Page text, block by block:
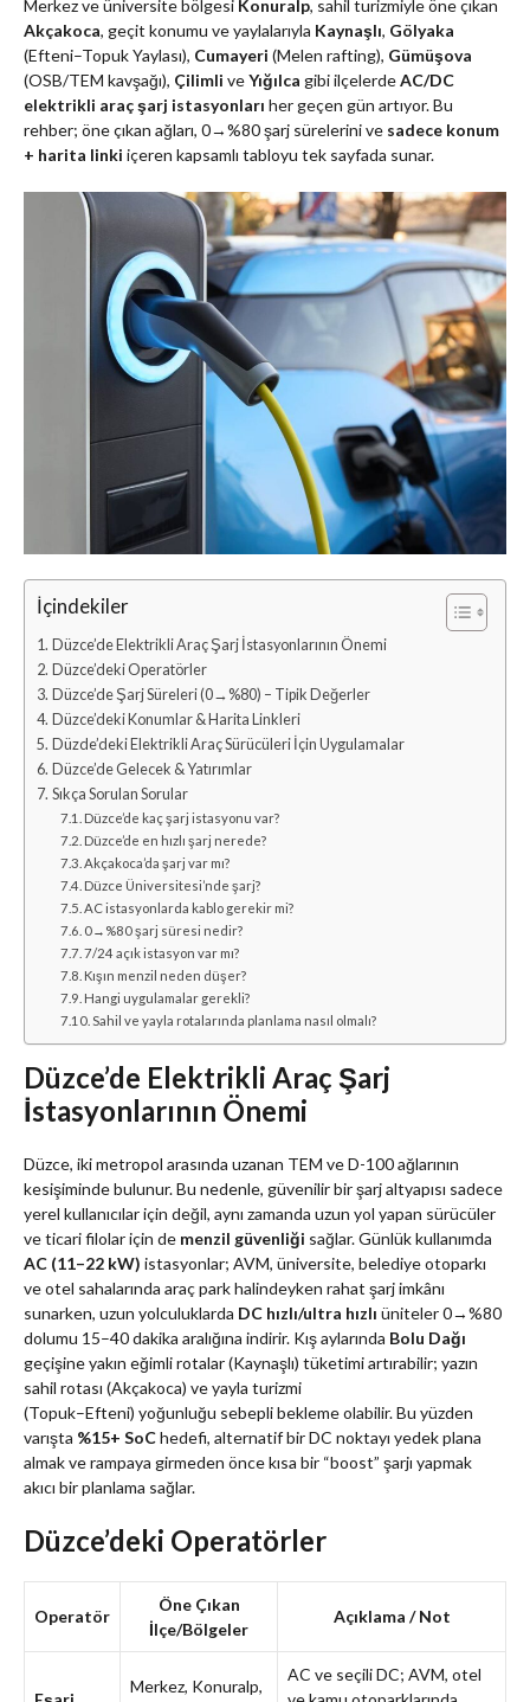
Merkez ve üniversite bölgesi Konuralp, sahil turizmiyle öne çıkan
Akçakoca, geçit konumu ve yaylalarıyla Kaynaşlı, Gölyaka
(Efteni–Topuk Yaylası), Cumayeri (Melen rafting), Gümüşova
(OSB/TEM kavşağı), Çilimli veYığılca gibi ilçelerdeAC/DC
elektrikli araç şarj istasyonları her geçen gün artıyor. Bu
rehber; öne çıkan ağları, 0→%80 şarj sürelerini ve sadece konum
+ harita linki içeren kapsamlı tabloyu tek sayfada sunar.
İçindekiler
Düzce’de Elektrikli Araç Şarj İstasyonlarının Önemi
Düzce’deki Operatörler
Düzce’de Şarj Süreleri (0→%80) – Tipik Değerler
Düzce’deki Konumlar & Harita Linkleri
Düzde’deki Elektrikli Araç Sürücüleri İçin Uygulamalar
Düzce’de Gelecek & Yatırımlar
Sıkça Sorulan Sorular
Düzce’de kaç şarj istasyonu var?
Düzce’de en hızlı şarj nerede?
Akçakoca’da şarj var mı?
Düzce Üniversitesi’nde şarj?
AC istasyonlarda kablo gerekir mi?
0→%80 şarj süresi nedir?
7/24 açık istasyon var mı?
Kışın menzil neden düşer?
Hangi uygulamalar gerekli?
Sahil ve yayla rotalarında planlama nasıl olmalı?
Düzce’de Elektrikli Araç Şarj
İstasyonlarının Önemi
Düzce, iki metropol arasında uzanan TEM ve D-100 ağlarının
kesişiminde bulunur. Bu nedenle, güvenilir bir şarj altyapısı sadece
yerel kullanıcılar için değil, aynı zamanda uzun yol yapan sürücüler
ve ticari filolar için de menzil güvenliği sağlar. Günlük kullanımda
AC (11–22 kW) istasyonlar; AVM, üniversite, belediye otoparkı
ve otel sahalarında araç park halindeyken rahat şarj imkânı
sunarken, uzun yolculuklarda DC hızlı/ultra hızlı üniteler 0→%80
dolumu 15–40 dakika aralığına indirir. Kış aylarında Bolu Dağı
geçişine yakın eğimli rotalar (Kaynaşlı) tüketimi artırabilir; yazın
sahil rotası (Akçakoca) ve yayla turizmi
(Topuk–Efteni) yoğunluğu sebepli bekleme olabilir. Bu yüzden
varışta %15+ SoChedefi, alternatif bir DC noktayı yedek plana
almak ve rampaya girmeden önce kısa bir “boost” şarjı yapmak
akıcı bir planlama sağlar.
Düzce’deki Operatörler
Operatör
Öne Çıkan
İlçe/Bölgeler
Açıklama / Not
Merkez, Konuralp,
AC ve seçili DC; AVM, otel